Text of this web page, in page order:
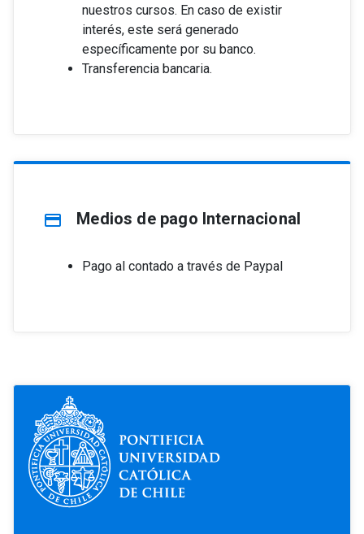
nuestros cursos. En caso de existir
interés, este será generado
específicamente por su banco.
Transferencia bancaria.
credit_card Medios de pago Internacional
Pago al contado a través de Paypal